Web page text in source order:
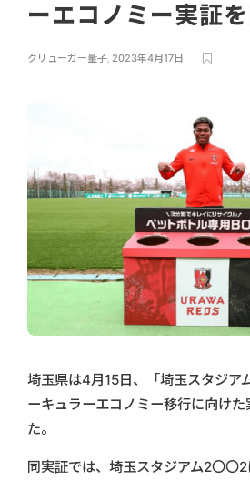
ーエコノミー実証
クリューガー量子, 2023年4月17日
埼玉県は4月15日、「埼玉スタジア
ーキュラーエコノミー移行に向け
た。
同実証では、埼玉スタジアム2〇〇